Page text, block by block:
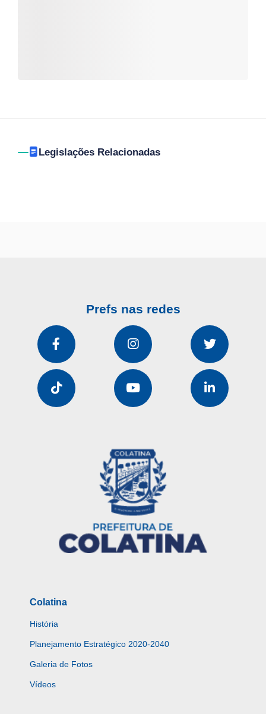
Legislações Relacionadas
Prefs nas redes
Colatina
História
Planejamento Estratégico 2020-2040
Galeria de Fotos
Vídeos